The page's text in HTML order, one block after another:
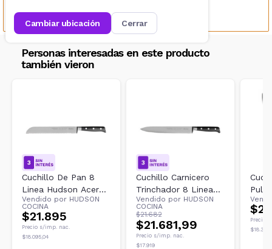
cambiar ubicación cerrar
Personas interesadas en este producto
también vieron
Cuchillo De Pan 8
Linea Hudson Acero
Inoxidable Con
Remache
Vendido por HUDSON
COCINA
$21.895
Precio s/imp. nac.
$18.095,04
Cuchillo Carnicero
Trinchador 8 Linea
Hudson Professional
Vendido por HUDSON
COCINA
$21.682
$21.681,99
Precio s/imp. nac.
$17.919
Precio
$18.300